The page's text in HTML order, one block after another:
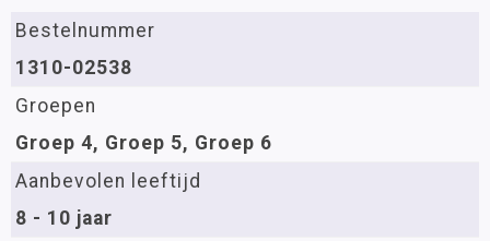
Bestelnummer
1310-02538
Groepen
Groep 4, Groep 5, Groep 6
Aanbevolen leeftijd
8 - 10 jaar